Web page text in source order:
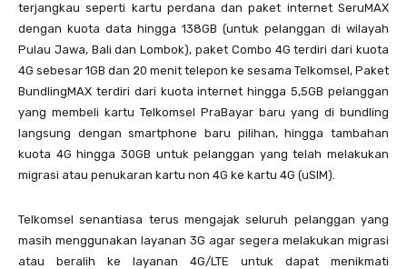
terjangkau seperti kartu perdana dan paket internet SeruMAX
dengan kuota data hingga 138GB (untuk pelanggan di wilayah
Pulau Jawa, Bali dan Lombok), paket Combo 4G terdiri dari kuota
4G sebesar 1GB dan 20 menit telepon ke sesama Telkomsel, Paket
BundlingMAX terdiri dari kuota internet hingga 5,5GB pelanggan
yang membeli kartu Telkomsel PraBayar baru yang di bundling
langsung dengan smartphone baru pilihan, hingga tambahan
kuota 4G hingga 30GB untuk pelanggan yang telah melakukan
migrasi atau penukaran kartu non 4G ke kartu 4G (uSIM).
Telkomsel senantiasa terus mengajak seluruh pelanggan yang
masih menggunakan layanan 3G agar segera melakukan migrasi
atau beralih ke layanan 4G/LTE untuk dapat menikmati